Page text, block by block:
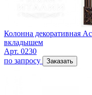
Колонна декоративная
вкладышем
Арт. 0230
по запросу
Заказать